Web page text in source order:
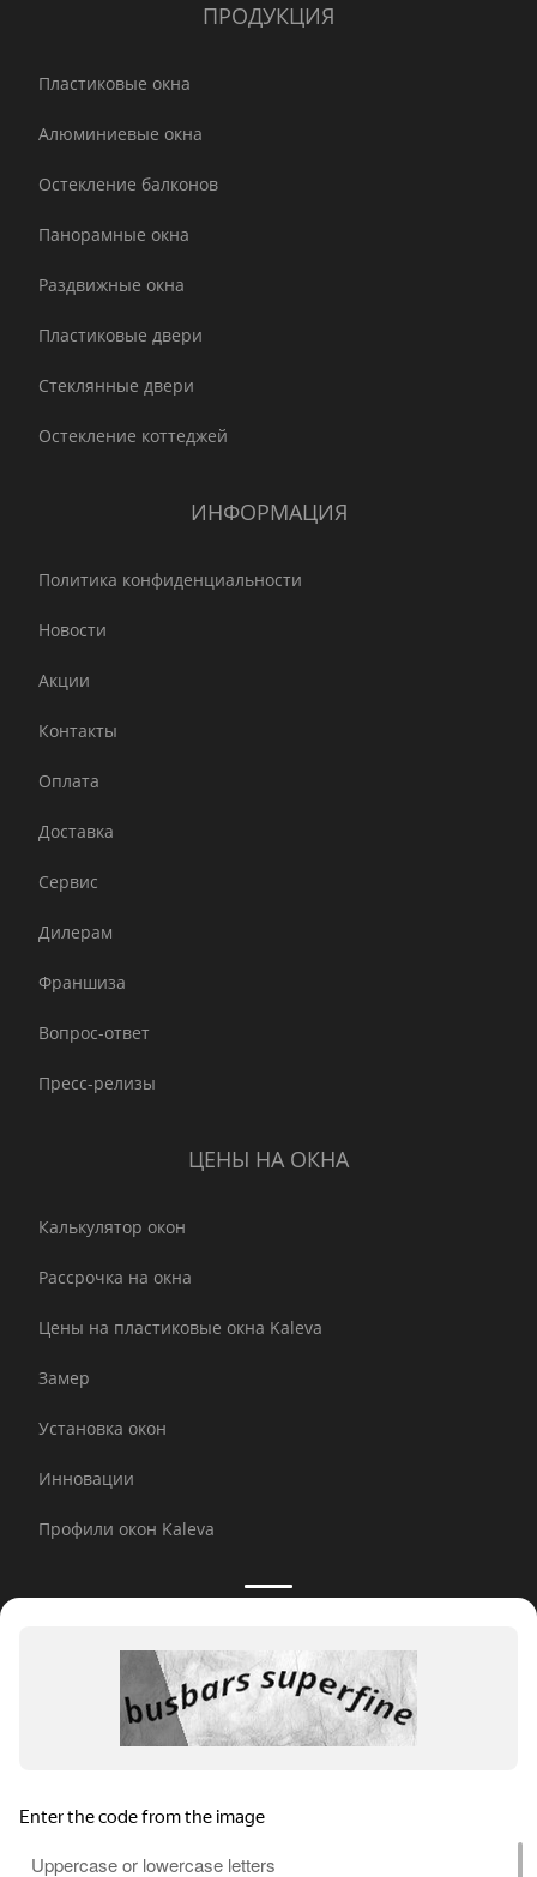
ПРОДУКЦИЯ
Пластиковые окна
Алюминиевые окна
Остекление балконов
Панорамные окна
Раздвижные окна
Пластиковые двери
Стеклянные двери
Остекление коттеджей
ИНФОРМАЦИЯ
Политика конфиденциальности
Новости
Акции
Контакты
Оплата
Доставка
Сервис
Дилерам
Франшиза
Вопрос-ответ
Пресс-релизы
ЦЕНЫ НА ОКНА
Калькулятор окон
Рассрочка на окна
Цены на пластиковые окна Kaleva
Замер
Установка окон
Инновации
Профили окон Kaleva
Принимаем к оплате:
E-mail рассылка